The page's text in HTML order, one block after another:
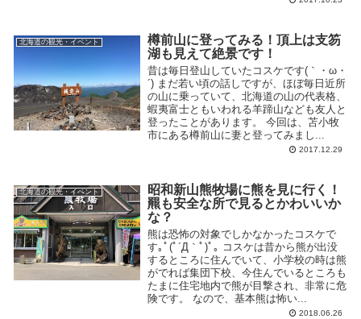
北海道の観光・イベント
樽前山に登ってみる！頂上は支笏
湖も見えて絶景です！
昔は毎日登山していたコスケです(｀・ω・
´) まだ若い頃の話しですが、ほぼ毎日近所
の山に乗っていて、北海道の山の代表格、
蝦夷富士ともいわれる羊蹄山なども友人と
登ったことがあります。 今回は、苫小牧
市にある樽前山に妻と登ってみまし...
2017.12.29
北海道の観光・イベント
昭和新山熊牧場に熊を見に行く！
羆も安全な所で見るとかわいいか
な？
熊は恐怖の対象でしかなかったコスケで
す｡ﾟ(ﾟ´Д｀ﾟ)ﾟ｡ コスケは昔から熊が出没
するところに住んでいて、小学校の時は熊
がでれば集団下校、今住んでいるところも
たまに住宅地内で熊が目撃され、非常に危
険です。 なので、基本熊は怖い...
2018.06.26